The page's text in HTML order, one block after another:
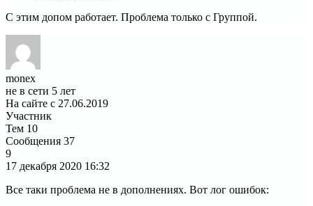
С этим допом работает. Проблема только с Группой.
monex
не в сети 5 лет
На сайте с 27.06.2019
Участник
Тем 10
Сообщения 37
9
17 декабря 2020 16:32
Все таки проблема не в дополнениях. Вот лог ошибок: